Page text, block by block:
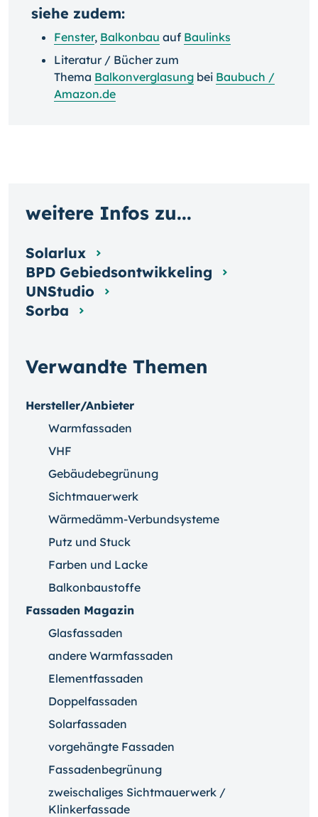
siehe zudem:
Fenster, Balkonbau auf Baulinks
Literatur / Bücher zum
Thema Balkonverglasung bei Baubuch /
Amazon.de
Verwandte Themen
Hersteller/Anbieter
Warmfassaden
VHF
Gebäudebegrünung
Sichtmauerwerk
Wärmedämm-Verbundsysteme
Putz und Stuck
Farben und Lacke
Balkonbaustoffe
Fassaden Magazin
Glasfassaden
andere Warmfassaden
Elementfassaden
Doppelfassaden
Solarfassaden
vorgehängte Fassaden
Fassadenbegrünung
zweischaliges Sichtmauerwerk /
Klinkerfassade
weitere Infos zu...
Solarlux
BPD Gebiedsontwikkeling
UNStudio
Sorba